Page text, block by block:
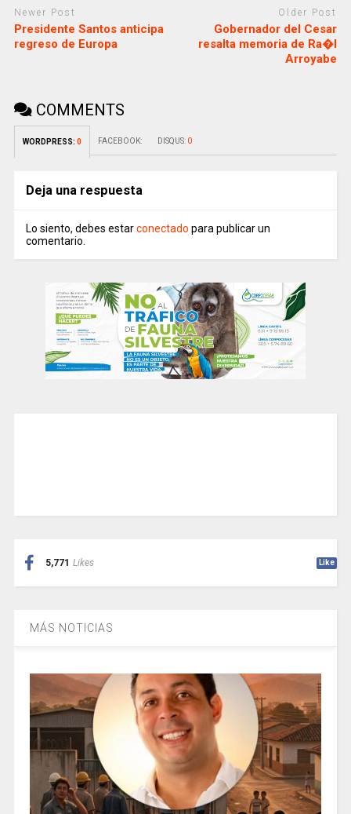
Newer Post
Presidente Santos anticipa
regreso de Europa
Older Post
Gobernador del Cesar
resalta memoria de Ra�l
Arroyabe
COMMENTS
WORDPRESS: 0 FACEBOOK: DISQUS: 0
Deja una respuesta
Lo siento, debes estarconectado para publicar un
comentario.
5,771 Likes Like
MÁS NOTICIAS